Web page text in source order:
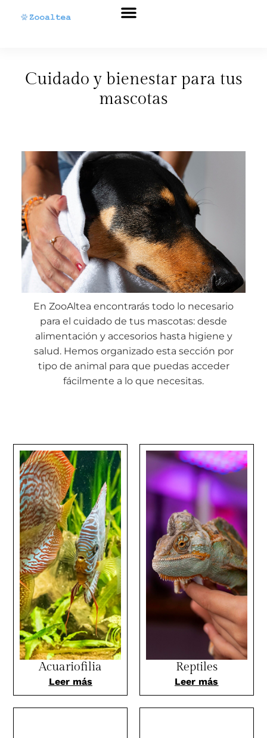
Cuidado y bienestar para tus
mascotas
En ZooAltea encontrarás todo lo necesario
para el cuidado de tus mascotas: desde
alimentación y accesorios hasta higiene y
salud. Hemos organizado esta sección por
tipo de animal para que puedas acceder
fácilmente a lo que necesitas.
Acuariofilia
Leer más
Reptiles
Leer más